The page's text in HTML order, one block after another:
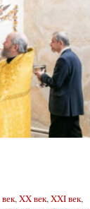
, XX век, XXI век,